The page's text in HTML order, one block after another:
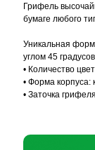
Грифель
бумаге любого
Уникальная
углом 45
• Количество
• Форма корпуса:
• Заточка